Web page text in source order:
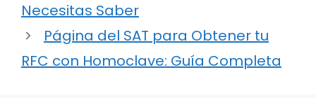
Necesitas Saber
Página del SAT para Obtener tu
RFC con Homoclave: Guía Completa